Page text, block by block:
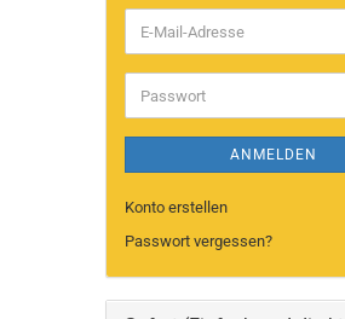
E-
Mail-
Adresse
Passwort
ANMELDEN
Konto erstellen
Passwort vergessen?